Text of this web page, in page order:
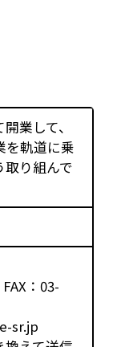
業して、
を軌道に乗
取り組んで
：03-
sr.jp